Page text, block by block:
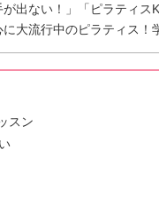
が出ない！」「ピラティ
に大流行中のピラティス！
がある...
スン